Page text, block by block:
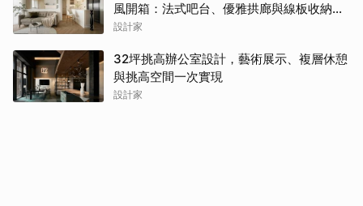
風開箱：法式吧台、優雅拱廊與線板收納讓
人美到不想出門
設計家
32坪挑高辦公室設計，藝術展示、複層休憩
與挑高空間一次實現
設計家